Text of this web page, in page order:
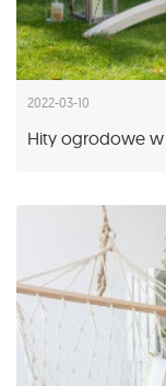
2022-03-10
Hity ogrodowe w